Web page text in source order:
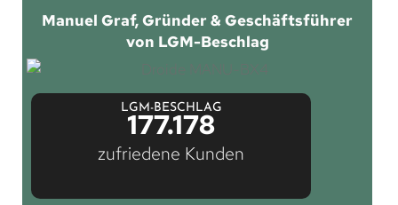
Manuel Graf, Gründer & Geschäftsführer
von LGM-Beschlag
LGM-BESCHLAG
177.178
zufriedene Kunden